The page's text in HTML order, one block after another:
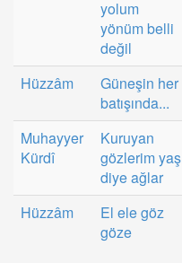
yolum
yönüm belli
değil
Hüzzâm
Güneşin her
batışında...
Muhayyer
Kürdî
Kuruyan
gözlerim yaş
diye ağlar
Hüzzâm
El ele göz
göze